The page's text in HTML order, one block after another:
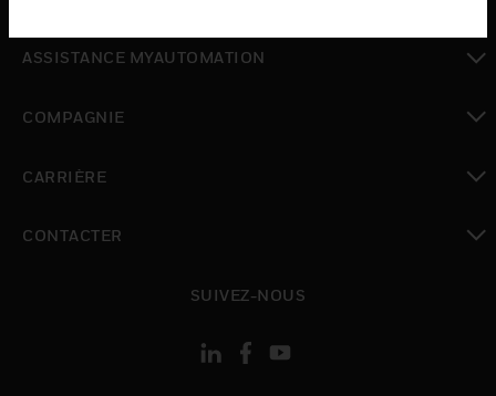
toggle view
ASSISTANCE MYAUTOMATION
COMPAGNIE
CARRIÈRE
CONTACTER
SUIVEZ-NOUS